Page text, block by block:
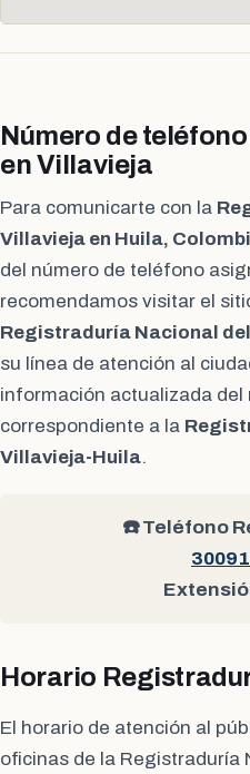
Número de
en Villavieja
Para comunicarte con la
Villavieja en Huila,
del número de teléfono
recomendamos visitar el
Registraduría Nacional
su línea de atención al
información actualizada
correspondiente a la
Villavieja-Huila.
☎️ Teléfono
Horario
El horario de atención al
oficinas de la Registraduría